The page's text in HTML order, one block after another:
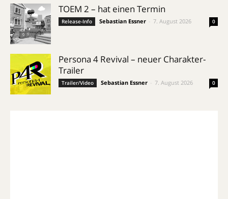
TOEM 2 – hat einen Termin
Release-Info Sebastian Essner 7. August 2026 0
Persona 4 Revival – neuer Charakter-
Trailer
Trailer/Video Sebastian Essner 7. August 2026 0